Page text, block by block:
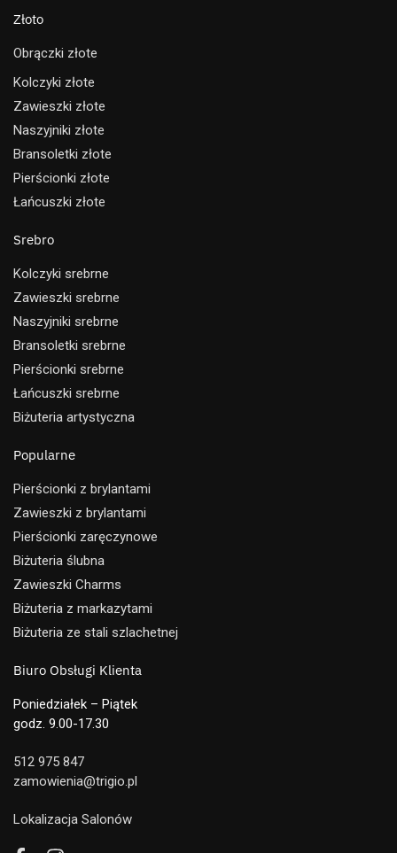
Złoto
Obrączki złote
Kolczyki złote
Zawieszki złote
Naszyjniki złote
Bransoletki złote
Pierścionki złote
Łańcuszki złote
Srebro
Kolczyki srebrne
Zawieszki srebrne
Naszyjniki srebrne
Bransoletki srebrne
Pierścionki srebrne
Łańcuszki srebrne
Biżuteria artystyczna
Popularne
Pierścionki z brylantami
Zawieszki z brylantami
Pierścionki zaręczynowe
Biżuteria ślubna
Zawieszki Charms
Biżuteria z markazytami
Biżuteria ze stali szlachetnej
Biuro Obsługi Klienta
Poniedziałek – Piątek
godz. 9.00-17.30
512 975 847
zamowienia@trigio.pl
Lokalizacja Salonów